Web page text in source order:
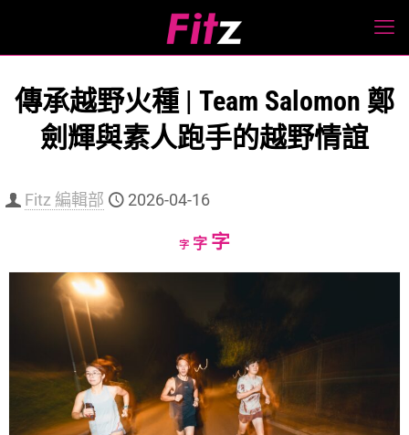
傳承越野火種 | Team Salomon 鄭
劍輝與素人跑手的越野情誼
Fitz 編輯部 2026-04-16
字Decrease
字Reset
字Increase